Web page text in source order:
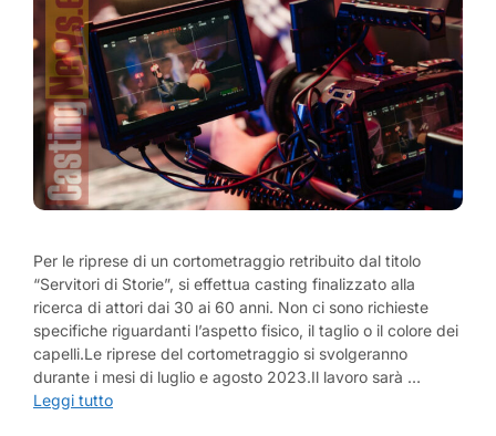
Per le riprese di un cortometraggio retribuito dal titolo
“Servitori di Storie”, si effettua casting finalizzato alla
ricerca di attori dai 30 ai 60 anni. Non ci sono richieste
specifiche riguardanti l’aspetto fisico, il taglio o il colore dei
capelli.Le riprese del cortometraggio si svolgeranno
durante i mesi di luglio e agosto 2023.Il lavoro sarà …
Leggi tutto